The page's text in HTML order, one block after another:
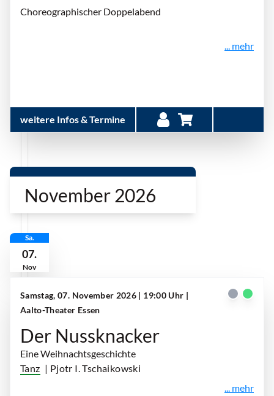
Choreographischer Doppelabend
... mehr
weitere Infos & Termine
November 2026
Sa.
07.
Nov
Samstag, 07. November 2026 | 19:00 Uhr |
Aalto-Theater Essen
Der Nussknacker
Eine Weihnachtsgeschichte
Tanz | Pjotr I. Tschaikowski
... mehr